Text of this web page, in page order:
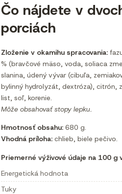
Čo nájdete v
porciách
Zloženie v okamihu spracovania:
% (bravčové mäso, voda, soliaca
slanina, údený vývar (cibuľa,
bylinný hydrolyzát, dextróza), citrón,
list, soľ, korenie.
Môže obsahovať stopy lepku.
Hmotnosť obsahu: 680 g.
Vhodná príloha: chlieb, biele pečivo.
Priemerné výživové údaje na 100 g
Energetická hodnota
Tuky